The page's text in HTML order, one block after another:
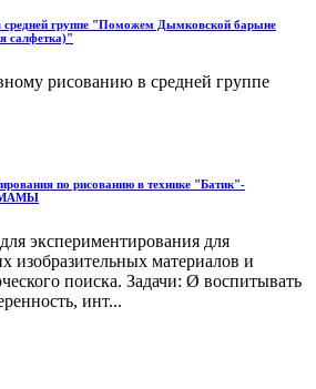
средней группе "Поможем Дымковской барыне
салфетка)"
рисованию в средней группе
по рисованию в технике "Батик"-
МАМЫ
экспериментирования для
изобразительных материалов и
поиска. Задачи: Ø воспитывать
инт...